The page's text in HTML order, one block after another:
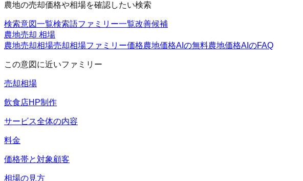
農地の売却価格や相場を確認したい検索
検索意図一覧検索語ファミリー一覧改善候補
農地売却 相場
農地売却相場売却相場ファミリー価格農地価格AIの無料農地価格AIのFAQ
この意図に近いファミリー
売却相場
飲食店HP制作
サービス全体の内容
料金
価格帯と対象顧客
相場の見方